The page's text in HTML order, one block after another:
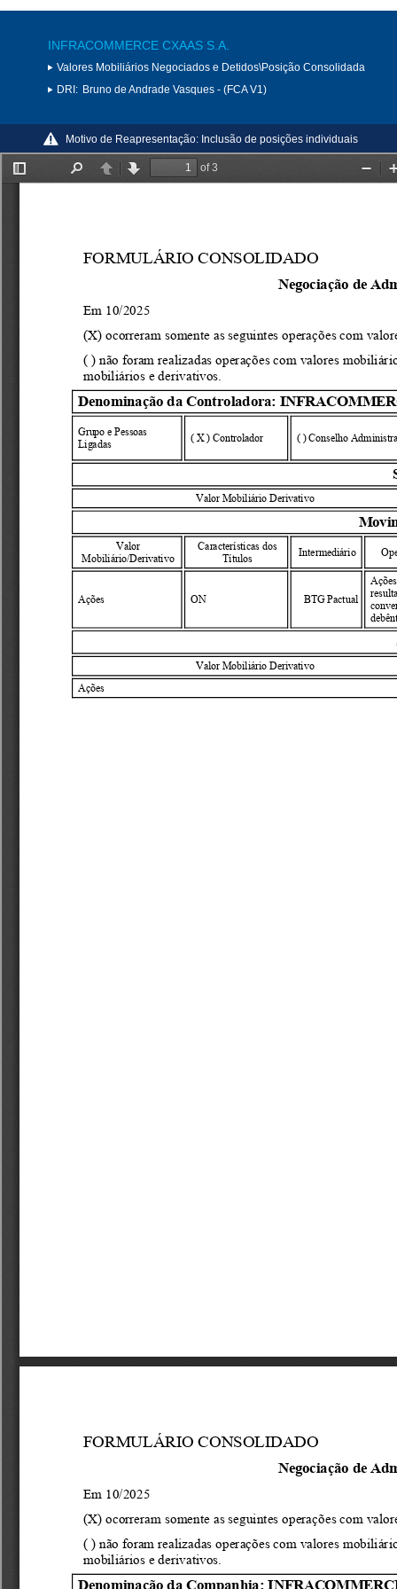
INFRACOMMERCE CXAAS S.A.
Valores Mobiliários Negociados e Detidos\Posição Consolidada
DRI: Bruno de Andrade Vasques - (FCA V1)
Motivo de Reapresentação: Inclusão de posições individuais